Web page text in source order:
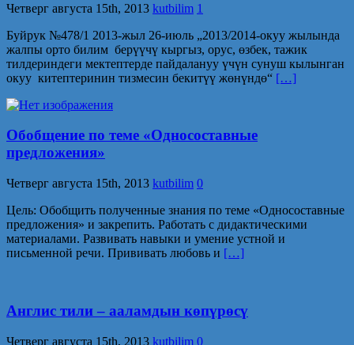
Четверг августа 15th, 2013 kutbilim 1
Буйрук №478/1 2013-жыл 26-июль „2013/2014-окуу жылында
жалпы орто билим берүүчү кыргыз, орус, өзбек, тажик
тилдериндеги мектептерде пайдалануу үчүн сунуш кылынган
окуу китептеринин тизмесин бекитүү жөнүндө“ […]
Обобщение по теме «Односоставные
предложения»
Четверг августа 15th, 2013 kutbilim 0
Цель: Обобщить полученные знания по теме «Односоставные
предложения» и закрепить. Работать с дидактическими
материалами. Развивать навыки и умение устной и
письменной речи. Прививать любовь и […]
Англис тили – ааламдын көпүрөсү
Четверг августа 15th, 2013 kutbilim 0